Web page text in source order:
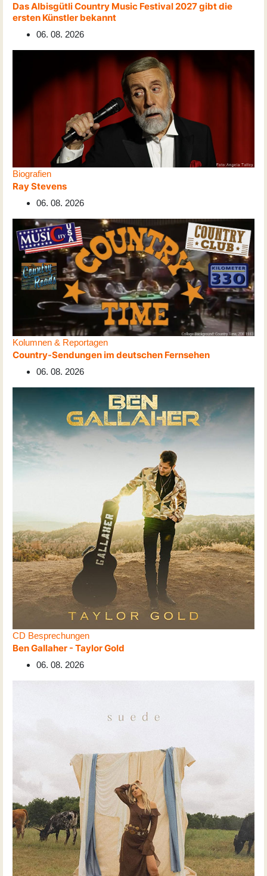
Das Albisgütli Country Music Festival 2027 gibt die
ersten Künstler bekannt
06. 08. 2026
Biografien
Ray Stevens
06. 08. 2026
Kolumnen & Reportagen
Country-Sendungen im deutschen Fernsehen
06. 08. 2026
CD Besprechungen
Ben Gallaher - Taylor Gold
06. 08. 2026